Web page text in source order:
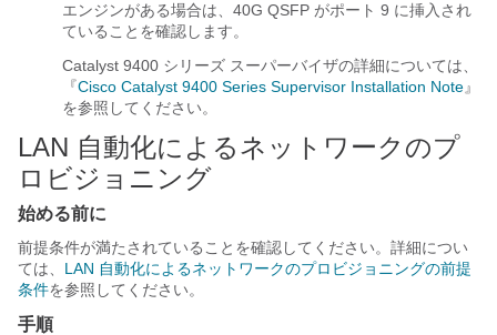
エンジンがある場合は、40G QSFP がポート 9 に挿入され
ていることを確認します。
Catalyst 9400 シリーズ スーパーバイザの詳細については、
『Cisco Catalyst 9400 Series Supervisor Installation Note』
を参照してください。
LAN 自動化によるネットワークのプ
ロビジョニング
始める前に
前提条件が満たされていることを確認してください。詳細につい
ては、 LAN 自動化によるネットワークのプロビジョニングの前提
条件を参照してください。
手順